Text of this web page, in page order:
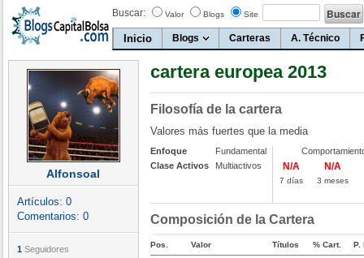
Buscar: Valor Blogs Site
Inicio Blogs Carteras A. Técnico
Alfonsoal
Artículos: 0
Comentarios: 0
1 Seguidores
cartera europea 2013
Filosofía de la cartera
Valores más fuertes que la media
Enfoque
Fundamental
Clase Activos
Multiactivos N/A
7 días
N/A
3 meses
Composición de la Cartera
Pos. Valor Títulos % Cart. P.